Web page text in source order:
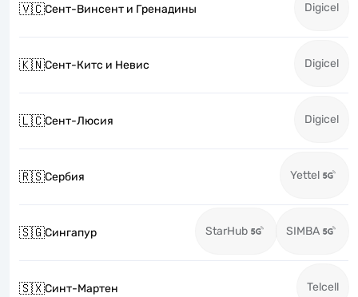
🇻🇨Сент-Винсент и Гренадины Digicel
🇰🇳Сент-Китс и Невис Digicel
🇱🇨Сент-Люсия Digicel
🇷🇸Сербия Yettel
🇸🇬Сингапур StarHub SIMBA
🇸🇽Синт-Мартен Telcell